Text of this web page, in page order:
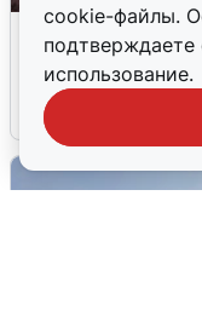
cookie-файлы.
подтверждаете
использование.
воды в
6 августа